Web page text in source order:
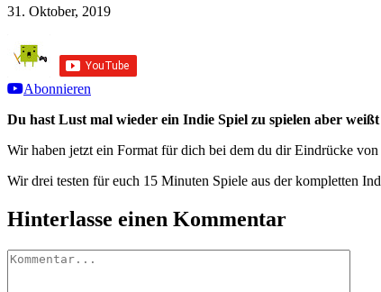
31. Oktober, 2019
Abonnieren
Du hast Lust mal wieder ein Indie Spiel zu spielen aber
Wir haben jetzt ein Format für dich bei dem du dir Eindrücke
Wir drei testen für euch 15 Minuten Spiele aus der kompletten
Hinterlasse einen Kommentar
Kommentar